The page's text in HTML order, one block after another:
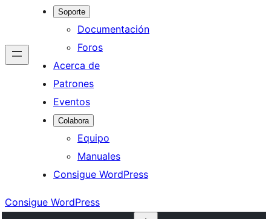
Soporte
Documentación
Foros
Acerca de
Patrones
Eventos
Colabora
Equipo
Manuales
Consigue WordPress
Consigue WordPress